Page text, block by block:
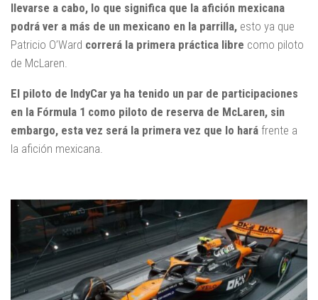
llevarse a cabo, lo que significa que la afición mexicana
podrá ver a más de un mexicano en la parrilla, esto ya que
Patricio O’Ward correrá la primera práctica libre como piloto
de McLaren.
El piloto de IndyCar ya ha tenido un par de participaciones
en la Fórmula 1 como piloto de reserva de McLaren, sin
embargo, esta vez será la primera vez que lo hará frente a
la afición mexicana.